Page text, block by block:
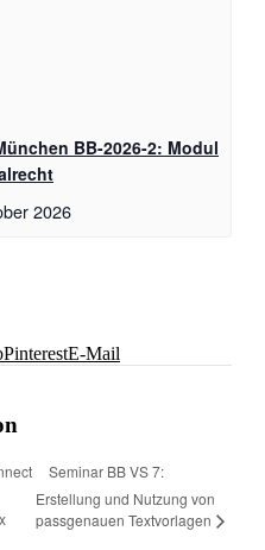
BB-2026-2: Modul
2026
PinterestE-Mail
Seminar BB VS 7:
Erstellung und Nutzung von
passgenauen Textvorlagen